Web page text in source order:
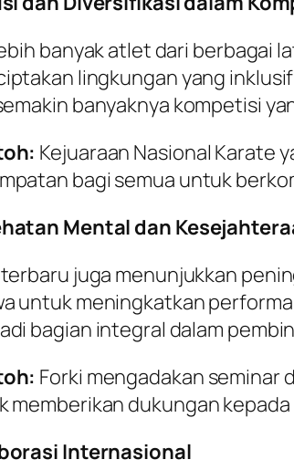
banyak atlet dari berbagai
lingkungan yang
banyaknya kompetisi
Kejuaraan Nasional Karate
bagi semua untuk
Mental dan
juga menunjukkan
untuk meningkatkan
bagian integral dalam
Forki mengadakan seminar
memberikan dukungan
Internasional